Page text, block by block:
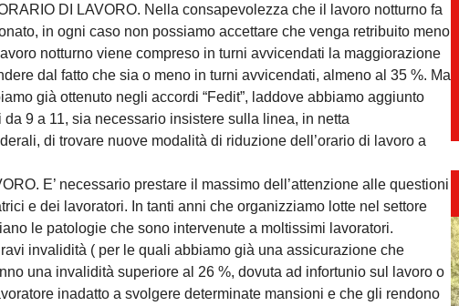
DI LAVORO. Nella consapevolezza che il lavoro notturno fa
in ogni caso non possiamo accettare che venga retribuito meno
notturno viene compreso in turni avvicendati la maggiorazione
dal fatto che sia o meno in turni avvicendati, almeno al 35 %. Ma
già ottenuto negli accordi “Fedit”, laddove abbiamo aggiunto
9 a 11, sia necessario insistere sulla linea, in netta
di trovare nuove modalità di riduzione dell’orario di lavoro a
E’ necessario prestare il massimo dell’attenzione alle questioni
e dei lavoratori. In tanti anni che organizziamo lotte nel settore
le patologie che sono intervenute a moltissimi lavoratori.
invalidità ( per le quali abbiamo già una assicurazione che
una invalidità superiore al 26 %, dovuta ad infortunio sul lavoro o
inadatto a svolgere determinate mansioni e che gli rendono